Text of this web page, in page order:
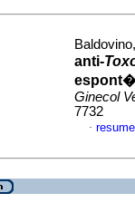
anti-
Ginecol
7732
·